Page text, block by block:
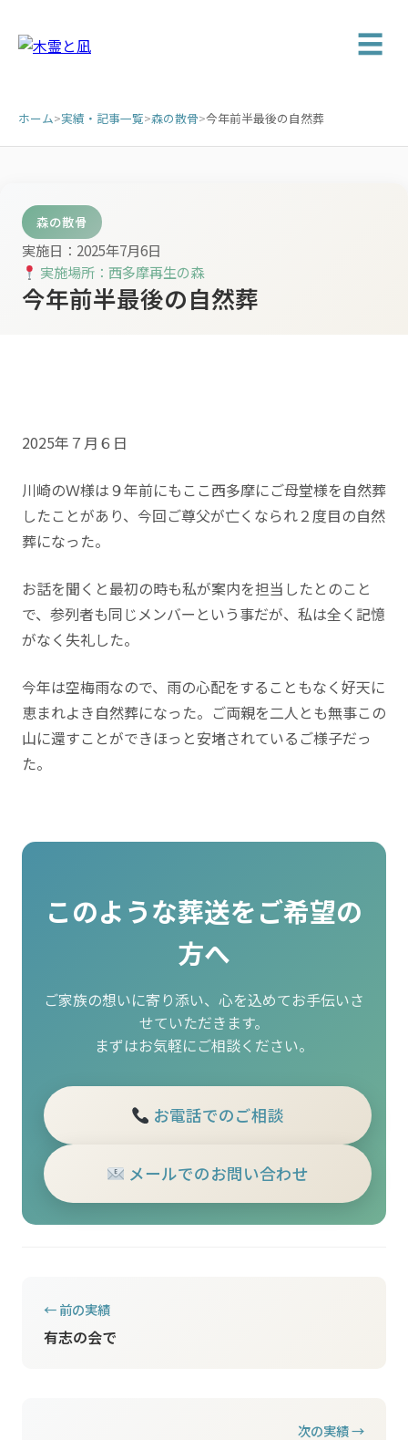
☰
ホーム>実績・記事一覧>森の散骨>今年前半最後の自然葬
森の散骨
実施日：2025年7月6日
実施場所：西多摩再生の森
今年前半最後の自然葬
2025年７月６日
川崎のＷ様は９年前にもここ西多摩にご母堂様を自然葬
したことがあり、今回ご尊父が亡くなられ２度目の自然
葬になった。
お話を聞くと最初の時も私が案内を担当したとのこと
で、参列者も同じメンバーという事だが、私は全く記憶
がなく失礼した。
今年は空梅雨なので、雨の心配をすることもなく好天に
恵まれよき自然葬になった。ご両親を二人とも無事この
山に還すことができほっと安堵されているご様子だっ
た。
このような葬送をご希望の
方へ
ご家族の想いに寄り添い、心を込めてお手伝いさ
せていただきます。
まずはお気軽にご相談ください。
お電話でのご相談
メールでのお問い合わせ
← 前の実績
有志の会で
次の実績 →